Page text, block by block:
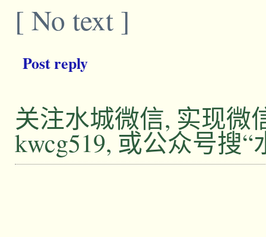
[ No text ]
Post reply
关注水城微信, 实现微
kwcg519, 或公众号搜“